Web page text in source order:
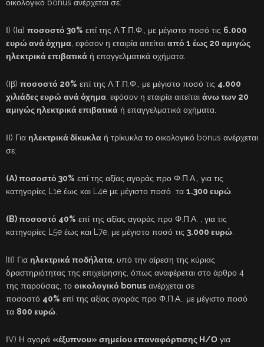
οικολογικό bonus ανέρχεται σε:
Ι) (Ια) ποσοστό 30% επί της Λ.Τ.Π.Φ., με μέγιστο ποσό τις 6.000
ευρώ ανά όχημα, εφόσον η εταιρία αιτείται από 1 έως 20 αμιγώς
ηλεκτρικά επιβατικά ή επαγγελματικά οχήματα.
(Ιβ) ποσοστό 20% επί της Λ.Τ.Π.Φ., με μέγιστο ποσό τις 4.000
χιλιάδες ευρώ ανά όχημα, εφόσον η εταιρία αιτείται άνω των 20
αμιγώς ηλεκτρικά επιβατικά ή επαγγελματικά οχήματα.
ΙΙ) Για ηλεκτρικά δίκυκλα ή τρίκυκλα το οικολογικό bonus ανέρχεται
σε:
(Α) ποσοστό 30% επί της αξίας αγοράς προ Φ.Π.Α., για τις
κατηγορίες L1e έως και L4e με μέγιστο ποσό τα 1.300 ευρώ.
(B) ποσοστό 40% επί της αξίας αγοράς προ Φ.Π.Α. , για τις
κατηγορίες L5e έως και L7e, με μέγιστο ποσό τις 3.000 ευρώ.
IΙΙ) Για ηλεκτρικά ποδήλατα, υπό την αίρεση της κύριας
δραστηριότητας της επιχείρησης, όπως αναφέρεται στο άρθρο 4
της παρούσας, το οικολογικό bonus ανέρχεται σε
ποσοστό 40% επί της αξίας αγοράς προ Φ.Π.Α., με μέγιστο ποσό
τα 800 ευρώ.
ΙV) Η αγορά «έξυπνου» σημείου επαναφόρτισης Η/Ο για